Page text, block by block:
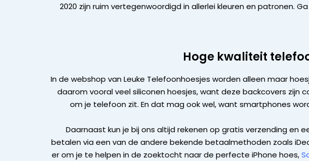
2020 zijn ruim vertegenwoordigd in allerlei kleuren en patronen.
Hoge kwaliteit
In de webshop van Leuke Telefoonhoesjes worden alleen maar
daarom vooral veel siliconen hoesjes, want deze backcovers zijn
om je telefoon zit. En dat mag ook wel, want smartphones
Daarnaast kun je bij ons altijd rekenen op gratis verzending en
betalen via een van de andere bekende betaalmethoden zoals
er om je te helpen in de zoektocht naar de perfecte iPhone hoes,